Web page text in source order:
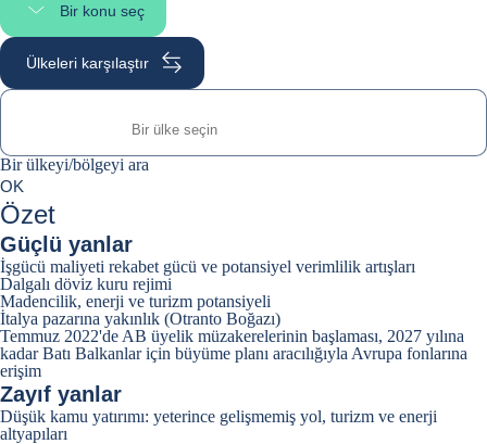
Bir konu seç
Sayfa bölümünü seç
Ülkeleri karşılaştır
Bir ülkeyi/bölgeyi ara
0suggestions
Bir ülkeyi/bölgeyi ara
OK
Özet
Güçlü yanlar
İşgücü maliyeti rekabet gücü ve potansiyel verimlilik artışları
Dalgalı döviz kuru rejimi
Madencilik, enerji ve turizm potansiyeli
İtalya pazarına yakınlık (Otranto Boğazı)
Temmuz 2022'de AB üyelik müzakerelerinin başlaması, 2027 yılına
kadar Batı Balkanlar için büyüme planı aracılığıyla Avrupa fonlarına
erişim
Zayıf yanlar
Düşük kamu yatırımı: yeterince gelişmemiş yol, turizm ve enerji
altyapıları